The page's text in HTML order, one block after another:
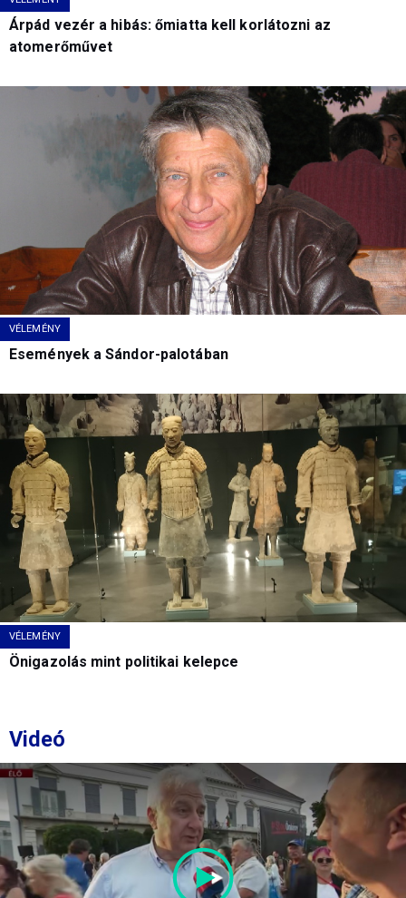
Árpád vezér a hibás: őmiatta kell korlátozni az
atomerőművet
VÉLEMÉNY
Események a Sándor-palotában
VÉLEMÉNY
Önigazolás mint politikai kelepce
Videó